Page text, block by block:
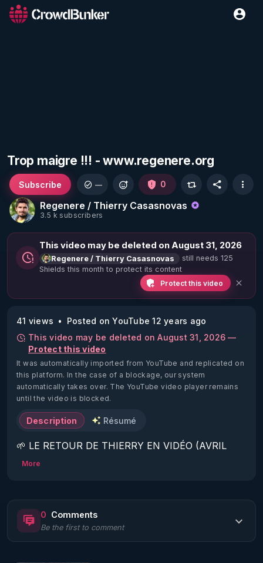
Trop maigre !!! - www.regenere.org
Regenere / Thierry Casasnovas
3.5 k subscribers
Subscribe — 0
This video may be deleted on August 31, 2026
Regenere / Thierry Casasnovas
still needs 125
Shields this month to protect its content
Protect this video
41 views
Posted on YouTube 12 years ago
This video may be deleted on August 31, 2026 —
Protect this video
It was automatically imported from YouTube and replicated on
this platform. In the case of a blockage, our system
automatically takes over. The YouTube video player remains
until the video is blocked.
Description Résumé
🌱 LE RETOUR DE THIERRY EN VIDÉO (AVRIL
2022)!
https://www.rgnr.fr/presentation.html
🌱 LE MAGAZINE RÉGÉNÈRE
More
0 Comments
Be the first to comment